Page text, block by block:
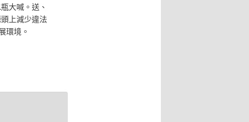
大喊。送、
上減少違法
環境。